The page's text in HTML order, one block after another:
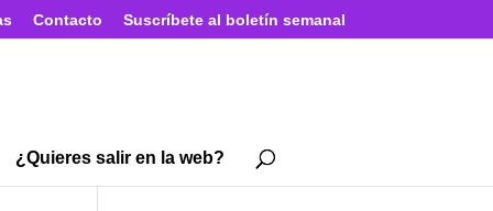
Contacto Suscríbete al boletín semanal
¿Quieres salir en la web?